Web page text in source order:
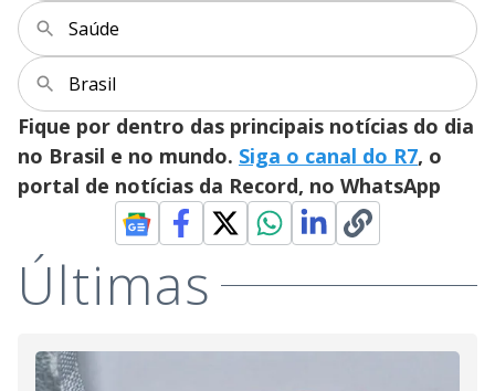
Saúde
Brasil
Fique por dentro das principais notícias do dia
no Brasil e no mundo. Siga o canal do R7, o
portal de notícias da Record, no WhatsApp
Últimas